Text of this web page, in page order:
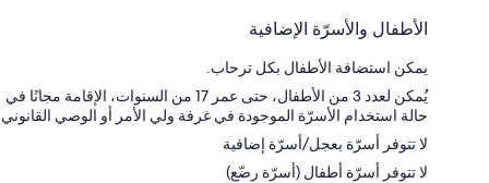
الأطفال والأسرّة الإضافية
يمكن استضافة الأطفال بكل ترحاب.
يُمكن لعدد 3 من الأطفال، حتى عمر 17 من السنوات، الإقامة مجانًا في
حالة استخدام الأسرّة الموجودة في غرفة ولي الأمر أو الوصي القانوني
لا تتوفر أسرّة بعجل/أسرّة إضافية
لا تتوفر أسرّة أطفال (أسرّة رضّع)